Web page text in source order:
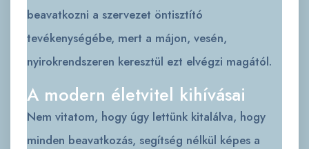
beavatkozni a szervezet öntisztító
tevékenységébe, mert a májon, vesén,
nyirokrendszeren keresztül ezt elvégzi magától.
A modern életvitel kihívásai
Nem vitatom, hogy úgy lettünk kitalálva, hogy
minden beavatkozás, segítség nélkül képes a